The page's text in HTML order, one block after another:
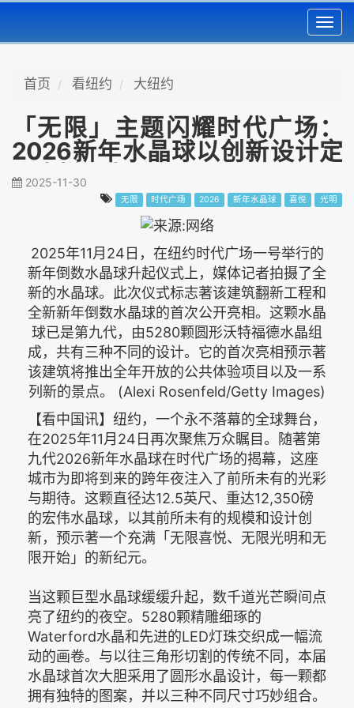
首页 看纽约 大纽约
「无限」主题闪耀时代广场：
2026新年水晶球以创新设计定
义喜悦与光明
2025-11-30
无限 时代广场 2026 新年水晶球 喜悦 光明
2025年11月24日，在纽约时代广场一号举行的
新年倒数水晶球升起仪式上，媒体记者拍摄了全
新的水晶球。此次仪式标志著该建筑翻新工程和
全新新年倒数水晶球的首次公开亮相。这颗水晶
球已是第九代，由5280颗圆形沃特福德水晶组
成，共有三种不同的设计。它的首次亮相预示著
该建筑将推出全年开放的公共体验项目以及一系
列新的景点。 (Alexi Rosenfeld/Getty Images)
【看中国讯】纽约，一个永不落幕的全球舞台，
在2025年11月24日再次聚焦万众瞩目。随著第
九代2026新年水晶球在时代广场的揭幕，这座
城市为即将到来的跨年夜注入了前所未有的光彩
与期待。这颗直径达12.5英尺、重达12,350磅
的宏伟水晶球，以其前所未有的规模和设计创
新，预示著一个充满「无限喜悦、无限光明和无
限开始」的新纪元。
当这颗巨型水晶球缓缓升起，数千道光芒瞬间点
亮了纽约的夜空。5280颗精雕细琢的
Waterford水晶和先进的LED灯珠交织成一幅流
动的画卷。与以往三角形切割的传统不同，本届
水晶球首次大胆采用了圆形水晶设计，每一颗都
拥有独特的图案，并以三种不同尺寸巧妙组合。